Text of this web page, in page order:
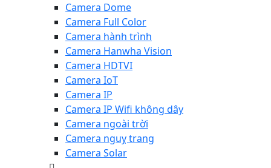
Camera Dome
Camera Full Color
Camera hành trình
Camera Hanwha Vision
Camera HDTVI
Camera IoT
Camera IP
Camera IP Wifi không dây
Camera ngoài trời
Camera nguỵ trang
Camera Solar